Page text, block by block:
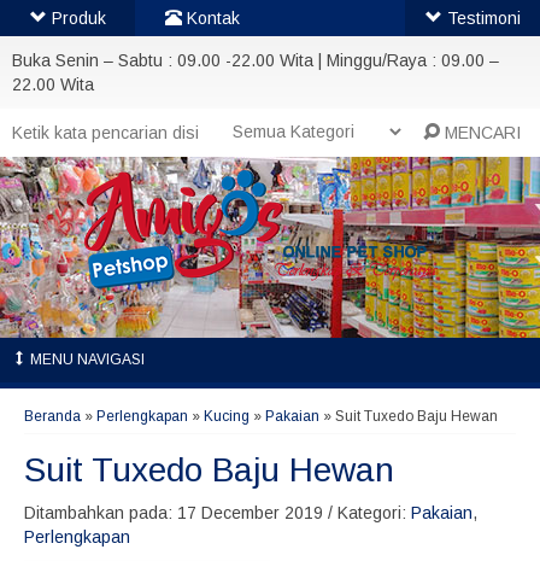
Buka Senin – Sabtu : 09.00 -22.00 Wita | Minggu/Raya : 09.00 –
22.00 Wita
MENCARI
MENU NAVIGASI
Beranda » Perlengkapan » Kucing » Pakaian » Suit Tuxedo Baju Hewan
Suit Tuxedo Baju Hewan
Ditambahkan pada: 17 December 2019 / Kategori: Pakaian,
Perlengkapan
Produk Kontak Testimoni